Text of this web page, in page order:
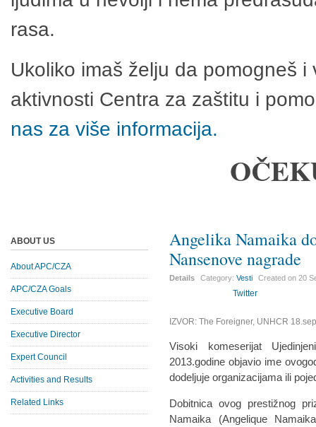
rasa.
Ukoliko imaš želju da pomogneš
aktivnosti Centra za zaštitu i
nas za više informacija.
Angelika Namaika
Nansenove nagrade
Details Category:Vesti Created on20
Twitter
IZVOR: The Foreigner, UNHCR
Visoki komeserijat
2013.godine objavio ime
dodeljuje organizacijama ili
Dobitnica ovog prestižnog
Namaika (Angelique
ABOUT US
About APC/CZA
APC/CZA Goals
Executive Board
Executive Director
Expert Council
Activities and Results
Related Links